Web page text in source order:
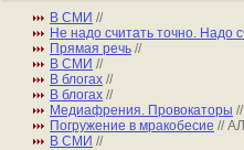
В СМИ //
Не надо считать точно. Надо
Прямая речь //
В СМИ //
В блогах //
В блогах //
Медиафрения. Провокаторы
Погружение в мракобесие //
В СМИ //